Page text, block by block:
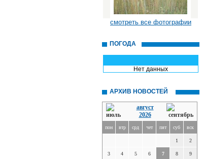
смотреть все фотографии
ПОГОДА
Нет данных
АРХИВ НОВОСТЕЙ
август
2026
пон втр срд чет пят суб вск
1 2
3 4 5 6 7 8 9